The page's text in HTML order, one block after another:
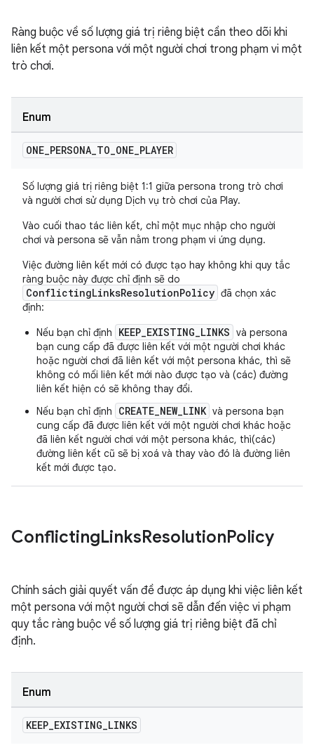
Ràng buộc về số lượng giá trị riêng biệt cần theo dõi khi
liên kết một persona với một người chơi trong phạm vi một
trò chơi.
Enum
ONE_PERSONA_TO_ONE_PLAYER
Số lượng giá trị riêng biệt 1:1 giữa persona trong trò chơi
và người chơi sử dụng Dịch vụ trò chơi của Play.
Vào cuối thao tác liên kết, chỉ một mục nhập cho người
chơi và persona sẽ vẫn nằm trong phạm vi ứng dụng.
Việc đường liên kết mới có được tạo hay không khi quy tắc
ràng buộc này được chỉ định sẽ do
ConflictingLinksResolutionPolicy đã chọn xác
định:
Nếu bạn chỉ định
KEEP_EXISTING_LINKS và persona
bạn cung cấp đã được liên kết với một người chơi khác
hoặc người chơi đã liên kết với một persona khác, thì sẽ
không có mối liên kết mới nào được tạo và (các) đường
liên kết hiện có sẽ không thay đổi.
Nếu bạn chỉ định
CREATE_NEW_LINK và persona bạn
cung cấp đã được liên kết với một người chơi khác hoặc
đã liên kết người chơi với một persona khác, thì(các)
đường liên kết cũ sẽ bị xoá và thay vào đó là đường liên
kết mới được tạo.
ConflictingLinksResolutionPolicy
Chính sách giải quyết vấn đề được áp dụng khi việc liên kết
một persona với một người chơi sẽ dẫn đến việc vi phạm
quy tắc ràng buộc về số lượng giá trị riêng biệt đã chỉ
định.
Enum
KEEP_EXISTING_LINKS